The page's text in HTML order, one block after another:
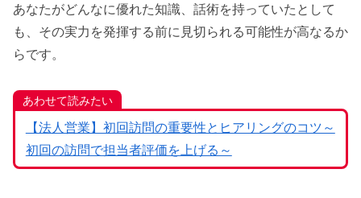
あなたがどんなに優れた知識、話術を持っていたとして
も、その実力を発揮する前に見切られる可能性が高なるか
らです。
あわせて読みたい
【法人営業】初回訪問の重要性とヒアリングのコツ～
初回の訪問で担当者評価を上げる～